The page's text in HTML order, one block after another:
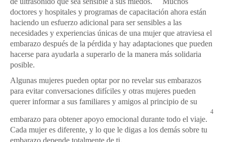
doctores y hospitales y programas de capacitación ahora están
haciendo un esfuerzo adicional para ser sensibles a las
necesidades y experiencias únicas de una mujer que atraviesa el
embarazo después de la pérdida y hay adaptaciones que pueden
hacerse para ayudarla a superarlo de la manera más solidaria
posible.
Algunas mujeres pueden optar por no revelar sus embarazos
para evitar conversaciones difíciles y otras mujeres pueden
querer informar a sus familiares y amigos al principio de su
embarazo para obtener apoyo emocional durante todo el viaje.
4
Cada mujer es diferente, y lo que le digas a los demás sobre tu